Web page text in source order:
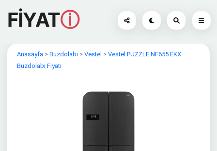
FİYATⓘ
Anasayfa > Buzdolabı > Vestel > Vestel PUZZLE NF655 EKX
Buzdolabı Fiyatı